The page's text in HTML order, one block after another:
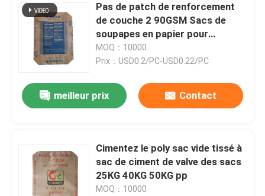
Pas de patch de renforcement
de couche 2 90GSM Sacs de
soupapes en papier pour
emballage de ciment de 50 kg
MOQ：10000
Prix：USD0.2/PC-USD0.22/PC
meilleur prix Contact
Cimentez le poly sac vide tissé à
sac de ciment de valve des sacs
25KG 40KG 50KG pp
MOQ：10000